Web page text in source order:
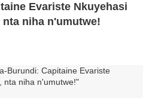
Evariste Nkuyehasi
niha n'umutwe!